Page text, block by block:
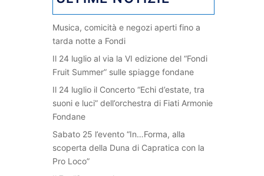
Musica, comicità e negozi aperti fino a
tarda notte a Fondi
Il 24 luglio al via la VI edizione del “Fondi
Fruit Summer” sulle spiagge fondane
Il 24 luglio il Concerto “Echi d’estate, tra
suoni e luci” dell’orchestra di Fiati Armonie
Fondane
Sabato 25 l’evento “In…Forma, alla
scoperta della Duna di Capratica con la
Pro Loco”